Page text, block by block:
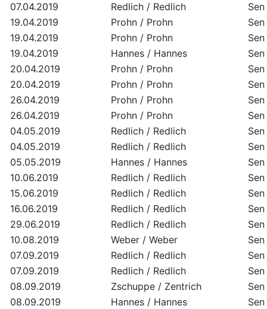
07.04.2019
Redlich / Redlich
19.04.2019
Prohn / Prohn
19.04.2019
Prohn / Prohn
19.04.2019
Hannes / Hannes
20.04.2019
Prohn / Prohn
20.04.2019
Prohn / Prohn
26.04.2019
Prohn / Prohn
26.04.2019
Prohn / Prohn
04.05.2019
Redlich / Redlich
04.05.2019
Redlich / Redlich
05.05.2019
Hannes / Hannes
10.06.2019
Redlich / Redlich
15.06.2019
Redlich / Redlich
16.06.2019
Redlich / Redlich
29.06.2019
Redlich / Redlich
10.08.2019
Weber / Weber
07.09.2019
Redlich / Redlich
07.09.2019
Redlich / Redlich
08.09.2019
Zschuppe / Zentrich
08.09.2019
Hannes / Hannes